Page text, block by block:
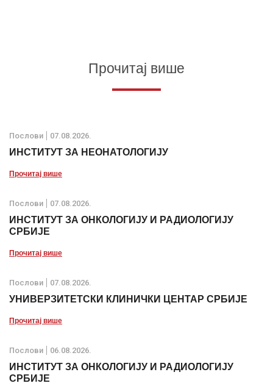
Прочитај више
Послови 07.08.2026.
ИНСТИТУТ ЗА НЕОНАТОЛОГИЈУ
Прочитај више
Послови 07.08.2026.
ИНСТИТУТ ЗА ОНКОЛОГИЈУ И РАДИОЛОГИЈУ
СРБИЈЕ
Прочитај више
Послови 07.08.2026.
УНИВЕРЗИТЕТСКИ КЛИНИЧКИ ЦЕНТАР СРБИЈЕ
Прочитај више
Послови 06.08.2026.
ИНСТИТУТ ЗА ОНКОЛОГИЈУ И РАДИОЛОГИЈУ
СРБИЈЕ